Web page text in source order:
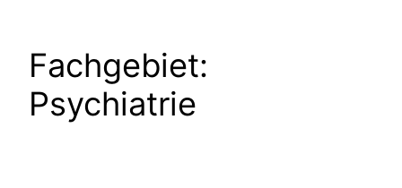
Fachgebiet:
Psychiatrie